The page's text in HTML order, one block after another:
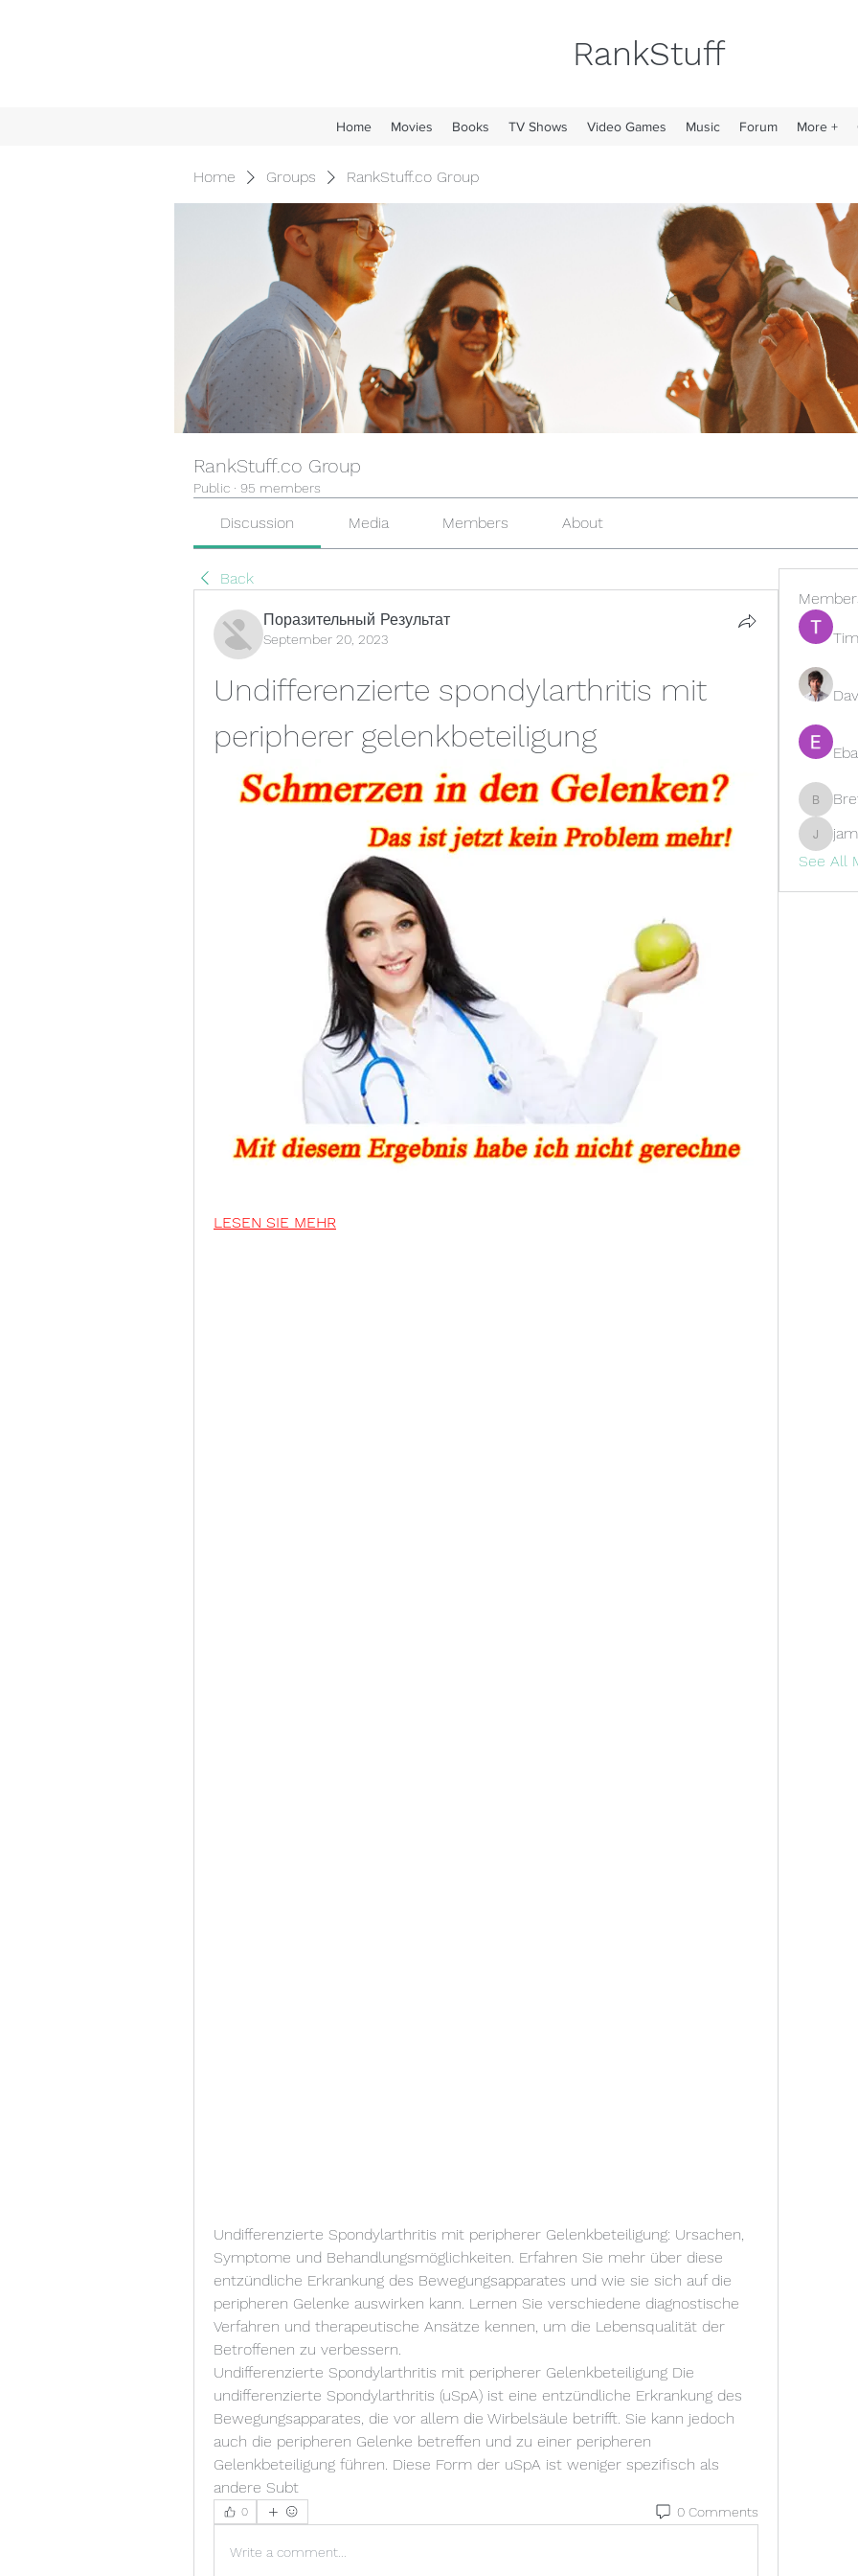
RankStuff
Home Movies Books TV Shows Video Games Music Forum More +
Home Groups RankStuff.co Group
RankStuff.co Group
Public · 95 members
Discussion Media Members About
Back
Поразительный Результат
September 20, 2023
Undifferenzierte spondylarthritis mit
peripherer gelenkbeteiligung
LESEN SIE MEHR
Undifferenzierte Spondylarthritis mit peripherer Gelenkbeteiligung: Ursachen,
Symptome und Behandlungsmöglichkeiten. Erfahren Sie mehr über diese
entzündliche Erkrankung des Bewegungsapparates und wie sie sich auf die
peripheren Gelenke auswirken kann. Lernen Sie verschiedene diagnostische
Verfahren und therapeutische Ansätze kennen, um die Lebensqualität der
Betroffenen zu verbessern.
Undifferenzierte Spondylarthritis mit peripherer Gelenkbeteiligung Die
undifferenzierte Spondylarthritis (uSpA) ist eine entzündliche Erkrankung des
Bewegungsapparates, die vor allem die Wirbelsäule betrifft. Sie kann jedoch
auch die peripheren Gelenke betreffen und zu einer peripheren
Gelenkbeteiligung führen. Diese Form der uSpA ist weniger spezifisch als
andere Subt
0 0 Comments
Write a comment...
Brewer
See All